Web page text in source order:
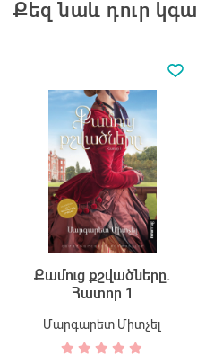
Քեզ նաև դուր կգա
Քամուց քշվածները.
Հատոր 1
Մարգարետ Միտչել